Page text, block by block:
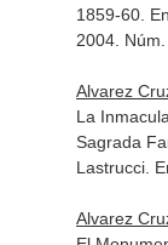
1859-60.
2004.
Alvarez
La
Sagrada
Lastrucci.
Alvarez